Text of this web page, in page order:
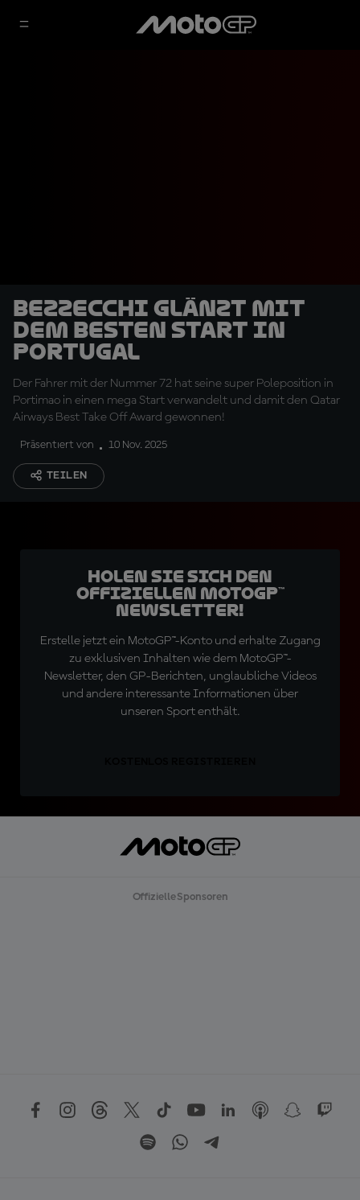
Bezzecchi glänzt mit
dem besten Start in
Portugal
Der Fahrer mit der Nummer 72 hat seine super Poleposition in
Portimao in einen mega Start verwandelt und damit den Qatar
Airways Best Take Off Award gewonnen!
Präsentiert von 10 Nov. 2025
TEILEN
Holen Sie sich den
offiziellen MotoGP™
Newsletter!
Erstelle jetzt ein MotoGP™-Konto und erhalte Zugang
zu exklusiven Inhalten wie dem MotoGP™-
Newsletter, den GP-Berichten, unglaubliche Videos
und andere interessante Informationen über
unseren Sport enthält.
Offizielle Sponsoren